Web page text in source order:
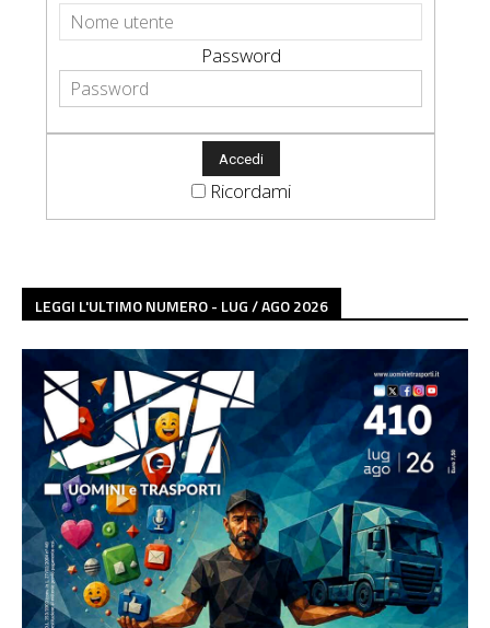
Password
Ricordami
LEGGI L'ULTIMO NUMERO - LUG / AGO 2026